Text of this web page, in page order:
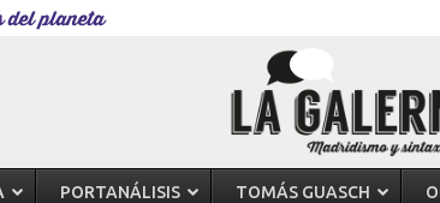
del planeta
PORTANÁLISIS TOMÁS GUASCH